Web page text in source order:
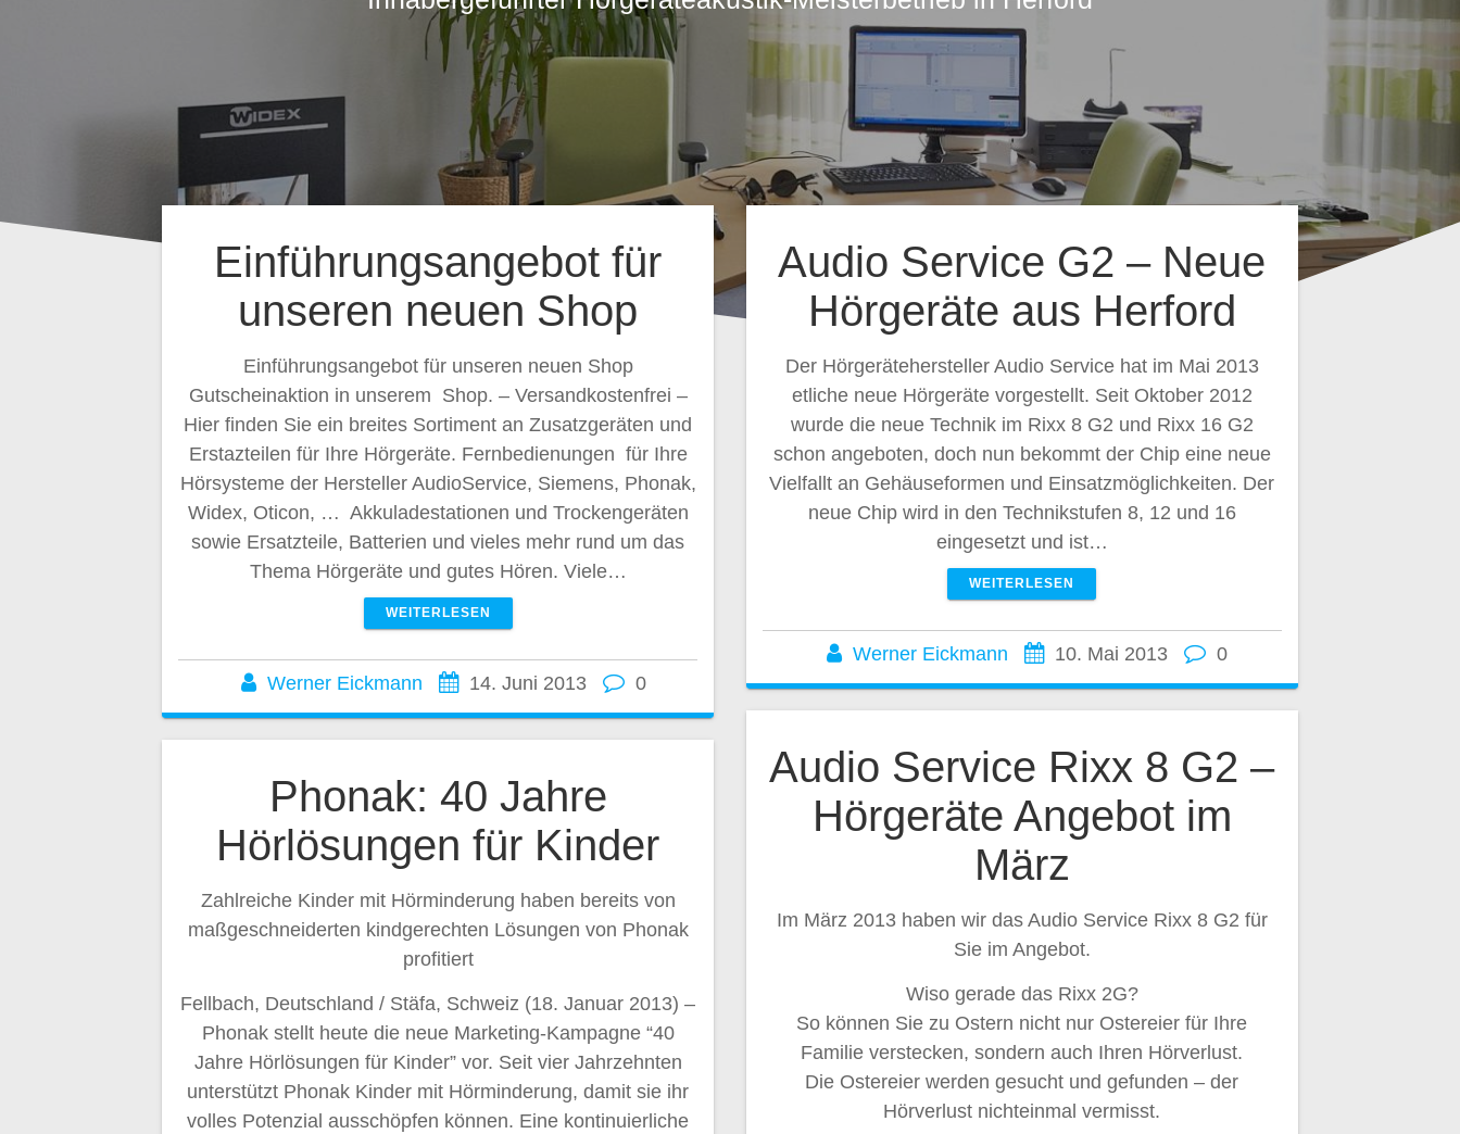
Einführungsangebot für
unseren neuen Shop
Einführungsangebot für unseren neuen Shop
Gutscheinaktion in unserem Shop. – Versandkostenfrei –
Hier finden Sie ein breites Sortiment an Zusatzgeräten und
Erstazteilen für Ihre Hörgeräte. Fernbedienungen für Ihre
Hörsysteme der Hersteller AudioService, Siemens, Phonak,
Widex, Oticon, … Akkuladestationen und Trockengeräten
sowie Ersatzteile, Batterien und vieles mehr rund um das
Thema Hörgeräte und gutes Hören. Viele…
WEITERLESEN
Werner Eickmann 14. Juni 2013 0
Audio Service G2 – Neue
Hörgeräte aus Herford
Der Hörgerätehersteller Audio Service hat im Mai 2013
etliche neue Hörgeräte vorgestellt. Seit Oktober 2012
wurde die neue Technik im Rixx 8 G2 und Rixx 16 G2
schon angeboten, doch nun bekommt der Chip eine neue
Vielfallt an Gehäuseformen und Einsatzmöglichkeiten. Der
neue Chip wird in den Technikstufen 8, 12 und 16
eingesetzt und ist…
WEITERLESEN
Werner Eickmann 10. Mai 2013 0
Audio Service Rixx 8 G2 –
Hörgeräte Angebot im
März
Im März 2013 haben wir das Audio Service Rixx 8 G2 für
Sie im Angebot.
Wiso gerade das Rixx 2G?
So können Sie zu Ostern nicht nur Ostereier für Ihre
Familie verstecken, sondern auch Ihren Hörverlust.
Die Ostereier werden gesucht und gefunden – der
Hörverlust nichteinmal vermisst.
Phonak: 40 Jahre
Hörlösungen für Kinder
Zahlreiche Kinder mit Hörminderung haben bereits von
maßgeschneiderten kindgerechten Lösungen von Phonak
profitiert
Fellbach, Deutschland / Stäfa, Schweiz (18. Januar 2013) –
Phonak stellt heute die neue Marketing-Kampagne “40
Jahre Hörlösungen für Kinder” vor. Seit vier Jahrzehnten
unterstützt Phonak Kinder mit Hörminderung, damit sie ihr
volles Potenzial ausschöpfen können. Eine kontinuierliche